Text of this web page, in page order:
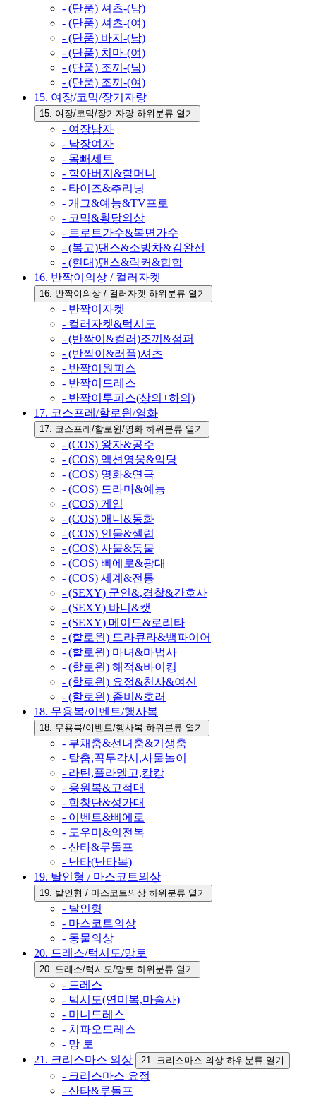
- (단품) 셔츠-(남)
- (단품) 셔츠-(여)
- (단품) 바지-(남)
- (단품) 치마-(여)
- (단품) 조끼-(남)
- (단품) 조끼-(여)
15. 여장/코믹/장기자랑
15. 여장/코믹/장기자랑 하위분류 열기
- 여장남자
- 남장여자
- 몸빼세트
- 할아버지&할머니
- 타이즈&추리닝
- 개그&예능&TV프로
- 코믹&황당의상
- 트로트가수&복면가수
- (복고)댄스&소방차&김완선
- (현대)댄스&락커&힙합
16. 반짝이의상 / 컬러자켓
16. 반짝이의상 / 컬러자켓 하위분류 열기
- 반짝이자켓
- 컬러자켓&턱시도
- (반짝이&컬러)조끼&점퍼
- (반짝이&러플)셔츠
- 반짝이원피스
- 반짝이드레스
- 반짝이투피스(상의+하의)
17. 코스프레/할로윈/영화
17. 코스프레/할로윈/영화 하위분류 열기
- (COS) 왕자&공주
- (COS) 액션영웅&악당
- (COS) 영화&연극
- (COS) 드라마&예능
- (COS) 게임
- (COS) 애니&동화
- (COS) 인물&셀럽
- (COS) 사물&동물
- (COS) 삐에로&광대
- (COS) 세계&전통
- (SEXY) 군인&,경찰&간호사
- (SEXY) 바니&캣
- (SEXY) 메이드&로리타
- (할로윈) 드라큐라&뱀파이어
- (할로윈) 마녀&마법사
- (할로윈) 해적&바이킹
- (할로윈) 요정&천사&여신
- (할로윈) 좀비&호러
18. 무용복/이벤트/행사복
18. 무용복/이벤트/행사복 하위분류 열기
- 부채춤&선녀춤&기생춤
- 탈춤,꼭두각시,사물놀이
- 라틴,플라멩고,캉캉
- 응원복&고적대
- 합창단&성가대
- 이벤트&삐에로
- 도우미&의전복
- 산타&루돌프
- 난타(난타복)
19. 탈인형 / 마스코트의상
19. 탈인형 / 마스코트의상 하위분류 열기
- 탈인형
- 마스코트의상
- 동물의상
20. 드레스/턱시도/망토
20. 드레스/턱시도/망토 하위분류 열기
- 드레스
- 턱시도(연미복,마술사)
- 미니드레스
- 치파오드레스
- 망 토
21. 크리스마스 의상
21. 크리스마스 의상 하위분류 열기
- 크리스마스 요정
- 산타&루돌프